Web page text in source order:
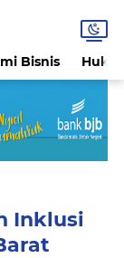
Bisnis
Inklusi